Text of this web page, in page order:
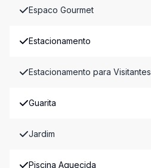
Espaco Gourmet
Estacionamento
Estacionamento para Visitantes
Guarita
Jardim
Piscina Aquecida